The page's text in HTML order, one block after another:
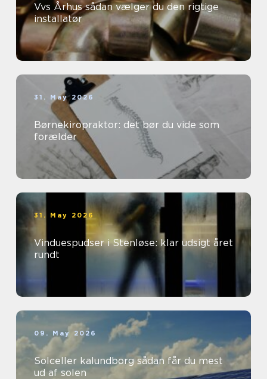
Vvs Århus sådan vælger du den rigtige
installatør
31. May 2026
Børnekiropraktor: det bør du vide som
forælder
31. May 2026
Vinduespudser i Stenløse: klar udsigt året
rundt
09. May 2026
Solceller kalundborg sådan får du mest
ud af solen